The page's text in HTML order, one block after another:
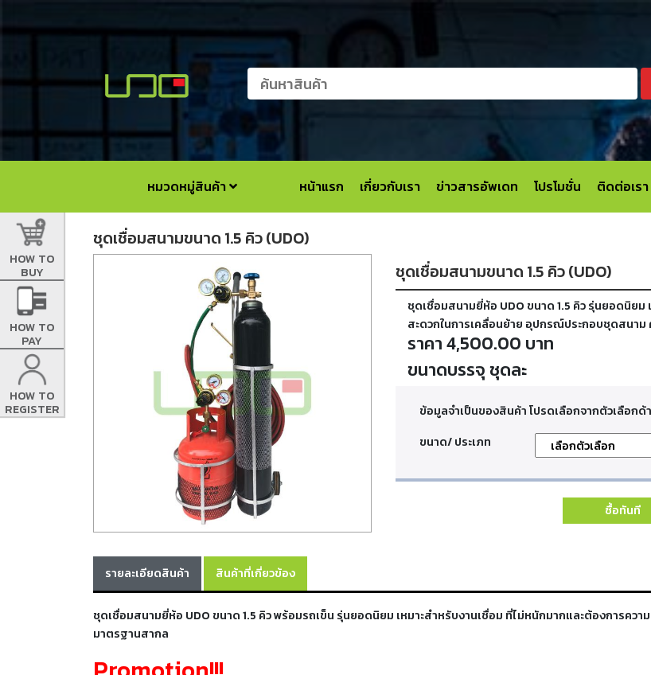
หมวดหมู่สินค้า หน้าแรก เกี่ยวกับเรา ข่าวสารอัพเดท โปรโมชั่น ติดต่อเรา
HOW TO
BUY
HOW TO
PAY
HOW TO
REGISTER
ชุดเชื่อมสนามขนาด 1.5 คิว (UDO)
ชุดเชื่อมสนามขนาด 1.5 คิว (UDO)
ชุดเชื่อมสนามยี่ห้อ UDO ขนาด 1.5 คิว รุ่นยอดนิยม
สะดวกในการเคลื่อนย้าย อุปกรณ์ประกอบชุดสนา
ราคา 4,500.00 บาท
ขนาดบรรจุ ชุดละ
ข้อมูลจำเป็นของสินค้า โปรดเลือกจากตัวเลือกด้
ขนาด/ ประเภท
ซื้อทันที
รายละเอียดสินค้า สินค้าที่เกี่ยวข้อง
ชุดเชื่อมสนามยี่ห้อ UDO ขนาด 1.5 คิว พร้อมรถเข็น รุ่นยอดนิยม เหมาะสำหรับงานเชื่อม ที่ไม่หนักมากและต้องการค
มาตรฐานสากล